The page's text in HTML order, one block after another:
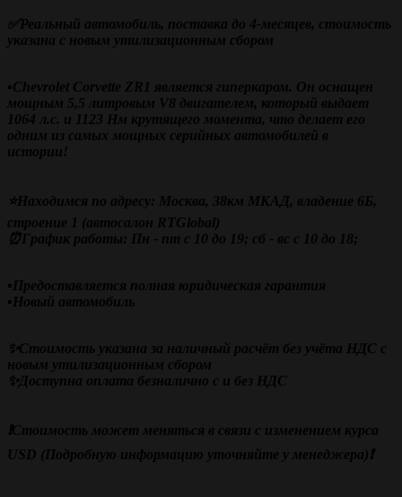
✅Реальный автомобиль, поставка до 4-месяцев, стоимость
указана с новым утилизационным сбором
▪️Chevrolet Corvette ZR1 является гиперкаром. Он оснащен
мощным 5,5 литровым V8 двигателем, который выдает
1064 л.с. и 1123 Нм крутящего момента, что делает его
одним из самых мощных серийных автомобилей в
истории!
⭐Находимся по адресу: Москва, 38км МКАД, владение 6Б,
строение 1 (автосалон RTGlobal)
⏰График работы: Пн - пт с 10 до 19; сб - вс с 10 до 18;
▪️Предоставляется полная юридическая гарантия
▪️Новый автомобиль
✨Стоимость указана за наличный расчёт без учёта НДС с
новым утилизационным сбором
✨Доступна оплата безналично с и без НДС
❗️Стоимость может меняться в связи с изменением курса
USD (Подробную информацию уточняйте у менеджера)❗️